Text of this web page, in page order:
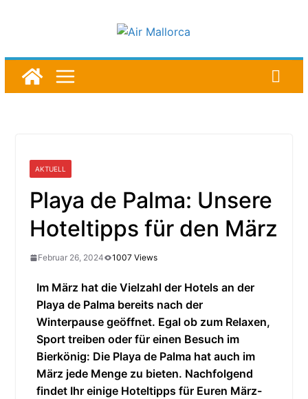
AKTUELL
Playa de Palma: Unsere
Hoteltipps für den März
Februar 26, 2024 1007 Views
Im März hat die Vielzahl der Hotels an der
Playa de Palma bereits nach der
Winterpause geöffnet. Egal ob zum Relaxen,
Sport treiben oder für einen Besuch im
Bierkönig: Die Playa de Palma hat auch im
März jede Menge zu bieten. Nachfolgend
findet Ihr einige Hoteltipps für Euren März-